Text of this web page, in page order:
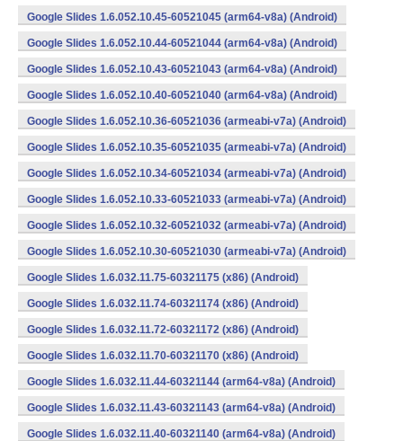
Google Slides 1.6.052.10.45-60521045 (arm64-v8a) (Android)
Google Slides 1.6.052.10.44-60521044 (arm64-v8a) (Android)
Google Slides 1.6.052.10.43-60521043 (arm64-v8a) (Android)
Google Slides 1.6.052.10.40-60521040 (arm64-v8a) (Android)
Google Slides 1.6.052.10.36-60521036 (armeabi-v7a) (Android)
Google Slides 1.6.052.10.35-60521035 (armeabi-v7a) (Android)
Google Slides 1.6.052.10.34-60521034 (armeabi-v7a) (Android)
Google Slides 1.6.052.10.33-60521033 (armeabi-v7a) (Android)
Google Slides 1.6.052.10.32-60521032 (armeabi-v7a) (Android)
Google Slides 1.6.052.10.30-60521030 (armeabi-v7a) (Android)
Google Slides 1.6.032.11.75-60321175 (x86) (Android)
Google Slides 1.6.032.11.74-60321174 (x86) (Android)
Google Slides 1.6.032.11.72-60321172 (x86) (Android)
Google Slides 1.6.032.11.70-60321170 (x86) (Android)
Google Slides 1.6.032.11.44-60321144 (arm64-v8a) (Android)
Google Slides 1.6.032.11.43-60321143 (arm64-v8a) (Android)
Google Slides 1.6.032.11.40-60321140 (arm64-v8a) (Android)